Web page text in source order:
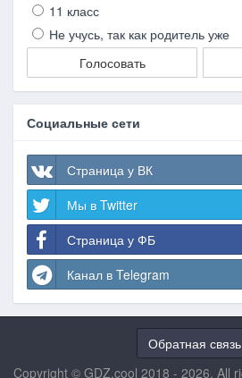
11 класс
Не учусь, так как родитель уже
Голосовать
Социальные сети
Страница у ВК
Мы в Twitter
Страница у ФБ
Канал в Telegram
Обратная связь
Copyright © GDZ.cool 2018 - 2026. All